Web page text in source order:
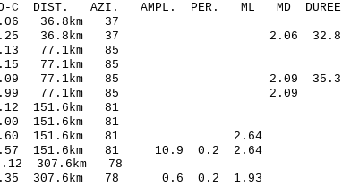
O-C DIST. AZI. AMPL. PER. ML MD DUREE
32.31 -0.06 36.8km 37
0.25 36.8km 37 2.06 32.8
38.99 -0.13 77.1km 85
39.28 0.15 77.1km 85
-0.09 77.1km 85 2.09 35.3
-0.99 77.1km 85 2.09
-0.12 151.6km 81
0.00 151.6km 81
0.60 151.6km 81 2.64
151.6km 81 10.9 0.2 2.64
-2.12 307.6km 78
0.35 307.6km 78 0.6 0.2 1.93